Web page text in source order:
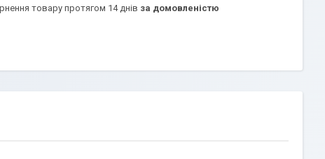
товару протягом 14 днів за домовленістю